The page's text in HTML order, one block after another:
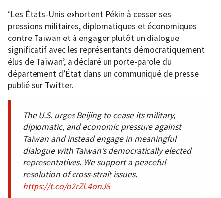
‘Les États-Unis exhortent Pékin à cesser ses
pressions militaires, diplomatiques et économiques
contre Taïwan et à engager plutôt un dialogue
significatif avec les représentants démocratiquement
élus de Taïwan’, a déclaré un porte-parole du
département d’État dans un communiqué de presse
publié sur Twitter.
The U.S. urges Beijing to cease its military,
diplomatic, and economic pressure against
Taiwan and instead engage in meaningful
dialogue with Taiwan’s democratically elected
representatives. We support a peaceful
resolution of cross-strait issues.
https://t.co/o2rZL4onJ8